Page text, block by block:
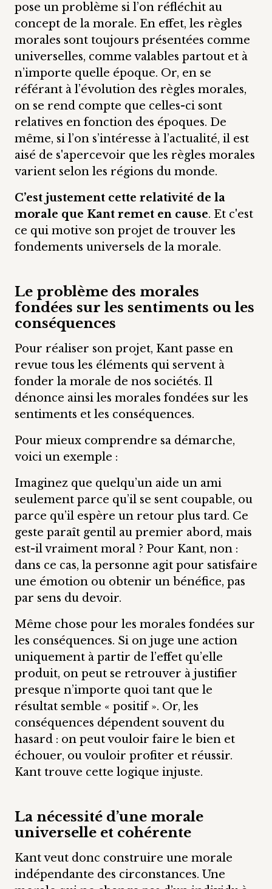
pose un problème si l’on réfléchit au
concept de la morale. En effet, les règles
morales sont toujours présentées comme
universelles, comme valables partout et à
n’importe quelle époque. Or, en se
référant à l’évolution des règles morales,
on se rend compte que celles-ci sont
relatives en fonction des époques. De
même, si l’on s’intéresse à l’actualité, il est
aisé de s'apercevoir que les règles morales
varient selon les régions du monde.
C’est justement cette relativité de la
morale que Kant remet en cause. Et c'est
ce qui motive son projet de trouver les
fondements universels de la morale.
Le problème des morales
fondées sur les sentiments ou les
conséquences
Pour réaliser son projet, Kant passe en
revue tous les éléments qui servent à
fonder la morale de nos sociétés. Il
dénonce ainsi les morales fondées sur les
sentiments et les conséquences.
Pour mieux comprendre sa démarche,
voici un exemple :
Imaginez que quelqu’un aide un ami
seulement parce qu’il se sent coupable, ou
parce qu’il espère un retour plus tard. Ce
geste paraît gentil au premier abord, mais
est-il vraiment moral ? Pour Kant, non :
dans ce cas, la personne agit pour satisfaire
une émotion ou obtenir un bénéfice, pas
par sens du devoir.
Même chose pour les morales fondées sur
les conséquences. Si on juge une action
uniquement à partir de l’effet qu’elle
produit, on peut se retrouver à justifier
presque n’importe quoi tant que le
résultat semble « positif ». Or, les
conséquences dépendent souvent du
hasard : on peut vouloir faire le bien et
échouer, ou vouloir profiter et réussir.
Kant trouve cette logique injuste.
La nécessité d’une morale
universelle et cohérente
Kant veut donc construire une morale
indépendante des circonstances. Une